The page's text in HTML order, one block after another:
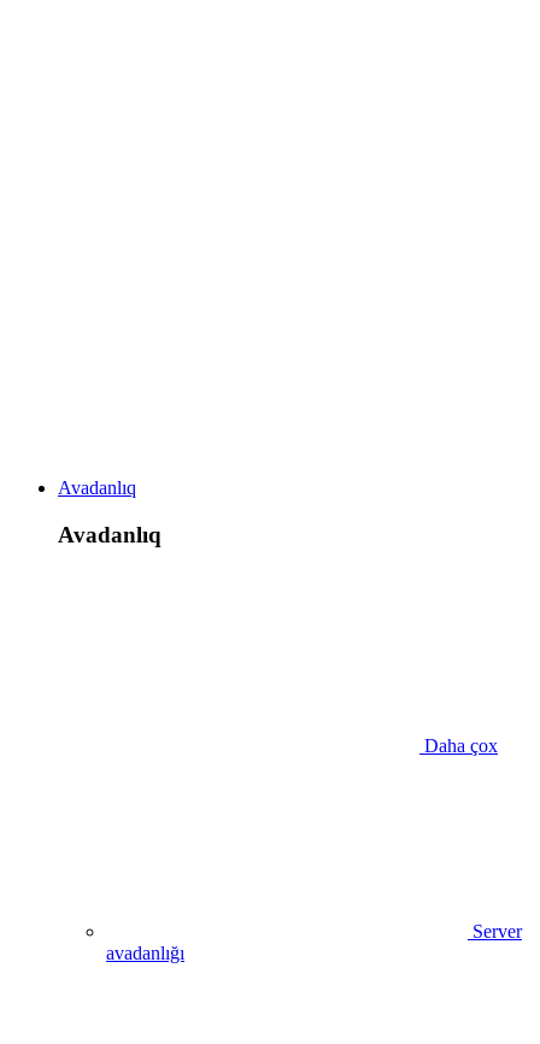
Avadanlıq
Avadanlıq
Daha çox
Server
avadanlığı